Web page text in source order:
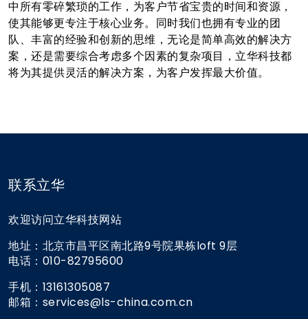
中所有零碎繁琐的工作，为客户节省宝贵的时间和资源，
使其能够更专注于核心业务。同时我们也拥有专业的团
队、丰富的经验和创新的思维，无论是简单高效的解决方
案，还是需要综合考虑多个因素的复杂项目，立华科技都
将为其提供灵活的解决方案，为客户发挥最大价值。
联系立华
欢迎访问立华科技网站
地址：北京市昌平区南北路9号院果栋loft 9层
电话：010-82795600
手机：13161305087
邮箱：services@ls-china.com.cn